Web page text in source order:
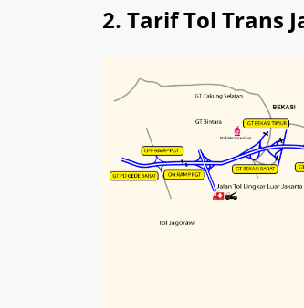
2. Tarif Tol Trans